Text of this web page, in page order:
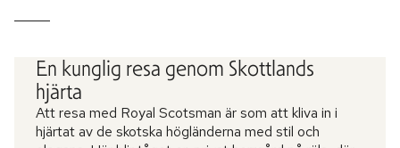
En kunglig resa genom Skottlands
hjärta
Att resa med Royal Scotsman är som att kliva in i
hjärtat av de skotska högländerna med stil och